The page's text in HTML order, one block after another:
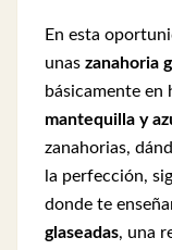
En esta
unas zanahoria
básicamente en
mantequilla y
zanahorias,
la perfección,
donde te
glaseadas, una